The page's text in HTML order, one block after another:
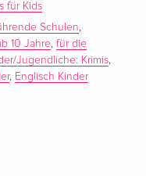
Schule
legen.
für Kids
Schulen,
10 Jahre, für die
Jugendliche: Krimis,
, Englisch Kinder